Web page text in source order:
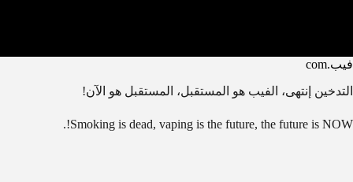
فيب.com
التدخين إنتهى، الفيب هو المستقبل، المستقبل هو الآن!
Smoking is dead, vaping is the future, the future is NOW!.